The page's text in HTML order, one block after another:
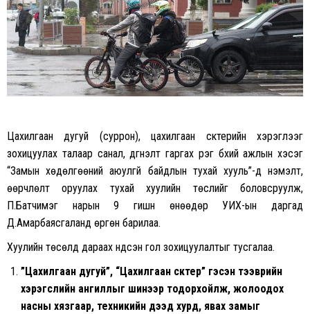
Цахилгаан дугуй (суррон), цахилгаан скүүтерийн хэрэглээг
зохицуулах талаар санал, дүгнэлт гаргах үүрэг бүхий ажлын хэсэг
“Замын хөдөлгөөний аюулгүй байдлын тухай хууль”-д нэмэлт,
өөрчлөлт оруулах тухай хуулийн төслийг боловсруулж,
П.Батчимэг нарын 9 гишүүн өнөөдөр УИХ-ын даргад
Д.Амарбаясгаланд өргөн барилаа.
Хуулийн төсөлд дараах үндсэн гол зохицуулалтыг тусгалаа.
”Цахилгаан дугуй”, “Цахилгаан скүүтер” гэсэн тээврийн
хэрэгслийн ангиллыг шинээр тодорхойлж, жолоодох
насны хязгаар, техникийн дээд хурд, явах замыг